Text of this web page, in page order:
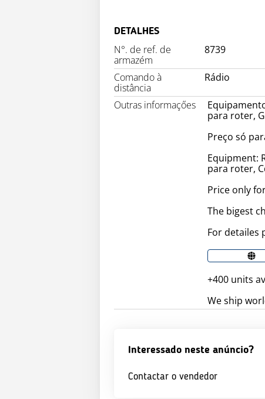
DETALHES
N°. de ref. de
armazém
8739
Comando à
distância
Rádio
Outras informaçőes
para roter,
Preço só
Equipment:
para roter,
Price only
The bigest
For detailes
+400 units
We ship
Interessado neste anúncio?
Contactar o vendedor